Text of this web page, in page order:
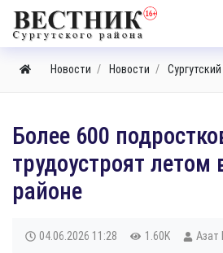
Новости Новости
​Более 600
трудоустроят летом
районе
04.06.2026 11:28 1.60K Азат